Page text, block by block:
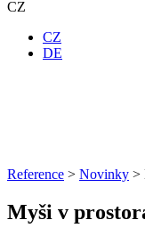
CZ
CZ
DE
Reference > Novinky >
Myši v